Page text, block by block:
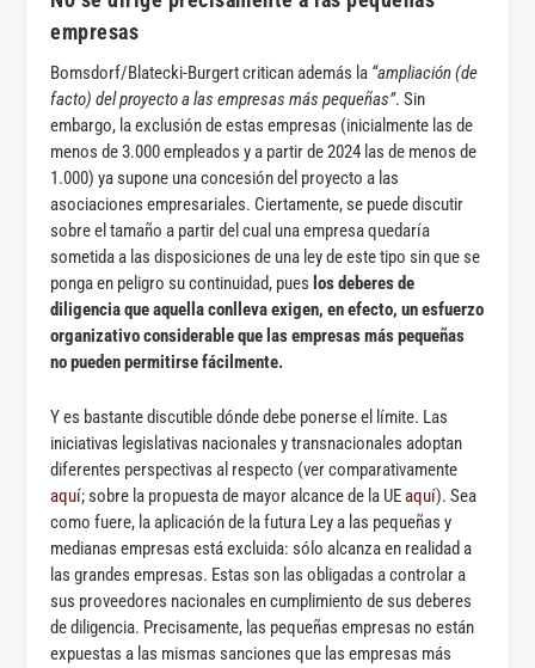
empresas
Bomsdorf/Blatecki-Burgert critican además la “ampliación (de
facto) del proyecto a las empresas más pequeñas”. Sin
embargo, la exclusión de estas empresas (inicialmente las de
menos de 3.000 empleados y a partir de 2024 las de menos de
1.000) ya supone una concesión del proyecto a las
asociaciones empresariales. Ciertamente, se puede discutir
sobre el tamaño a partir del cual una empresa quedaría
sometida a las disposiciones de una ley de este tipo sin que se
ponga en peligro su continuidad, pues los deberes de
diligencia que aquella conlleva exigen, en efecto, un esfuerzo
organizativo considerable que las empresas más pequeñas
no pueden permitirse fácilmente.
Y es bastante discutible dónde debe ponerse el límite. Las
iniciativas legislativas nacionales y transnacionales adoptan
diferentes perspectivas al respecto (ver comparativamente
aquí; sobre la propuesta de mayor alcance de la UEaquí). Sea
como fuere, la aplicación de la futura Ley a las pequeñas y
medianas empresas está excluida: sólo alcanza en realidad a
las grandes empresas. Estas son las obligadas a controlar a
sus proveedores nacionales en cumplimiento de sus deberes
de diligencia. Precisamente, las pequeñas empresas no están
expuestas a las mismas sanciones que las empresas más